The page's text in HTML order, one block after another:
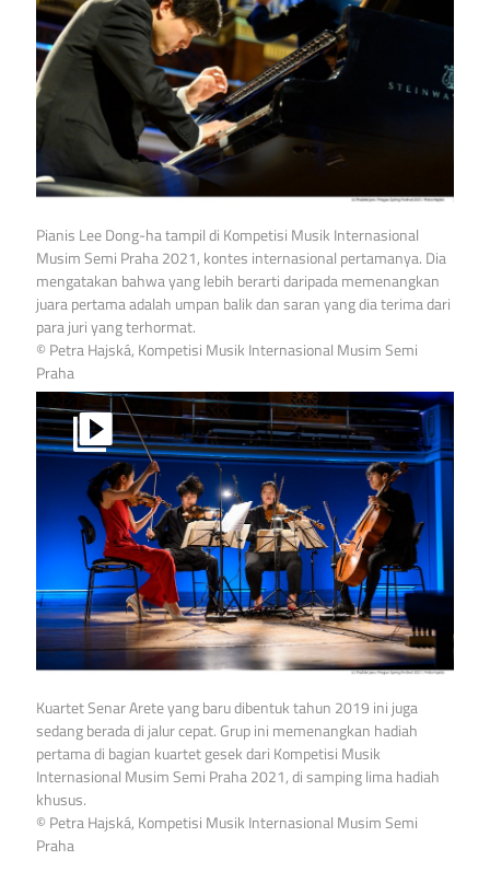
Pianis Lee Dong-ha tampil di Kompetisi Musik Internasional
Musim Semi Praha 2021, kontes internasional pertamanya. Dia
mengatakan bahwa yang lebih berarti daripada memenangkan
juara pertama adalah umpan balik dan saran yang dia terima dari
para juri yang terhormat.
© Petra Hajská, Kompetisi Musik Internasional Musim Semi
Praha
Kuartet Senar Arete yang baru dibentuk tahun 2019 ini juga
sedang berada di jalur cepat. Grup ini memenangkan hadiah
pertama di bagian kuartet gesek dari Kompetisi Musik
Internasional Musim Semi Praha 2021, di samping lima hadiah
khusus.
© Petra Hajská, Kompetisi Musik Internasional Musim Semi
Praha